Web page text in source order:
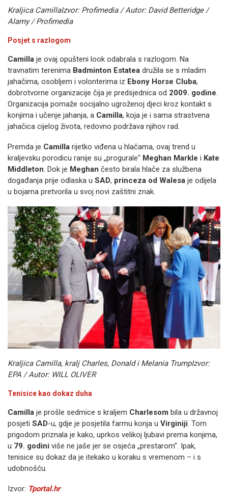
Kraljica CamillaIzvor: Profimedia / Autor: David Betteridge /
Alamy / Profimedia
Posjet s razlogom
Camilla je ovaj opušteni look odabrala s razlogom. Na
travnatim terenima Badminton Estatea družila se s mladim
jahačima, osobljem i volonterima iz Ebony Horse Cluba,
dobrotvorne organizacije čija je predsjednica od 2009. godine.
Organizacija pomaže socijalno ugroženoj djeci kroz kontakt s
konjima i učenje jahanja, a Camilla, koja je i sama strastvena
jahačica cijelog života, redovno podržava njihov rad.
Premda je Camilla rijetko viđena u hlačama, ovaj trend u
kraljevsku porodicu ranije su „progurale" Meghan Markle i Kate
Middleton. Dok je Meghan često birala hlače za službena
događanja prije odlaska u SAD, princeza od Walesa je odijela
u bojama pretvorila u svoj novi zaštitni znak.
Kraljica Camilla, kralj Charles, Donald i Melania TrumpIzvor:
EPA / Autor: WILL OLIVER
Tenisice kao dokaz duha
Camilla je prošle sedmice s kraljem Charlesom bila u državnoj
posjeti SAD-u, gdje je posjetila farmu konja u Virginiji. Tom
prigodom priznala je kako, uprkos velikoj ljubavi prema konjima,
u 79. godini više ne jaše jer se osjeća „prestarom". Ipak,
tenisice su dokaz da je itekako u koraku s vremenom – i s
udobnošću.
Izvor: Tportal.hr